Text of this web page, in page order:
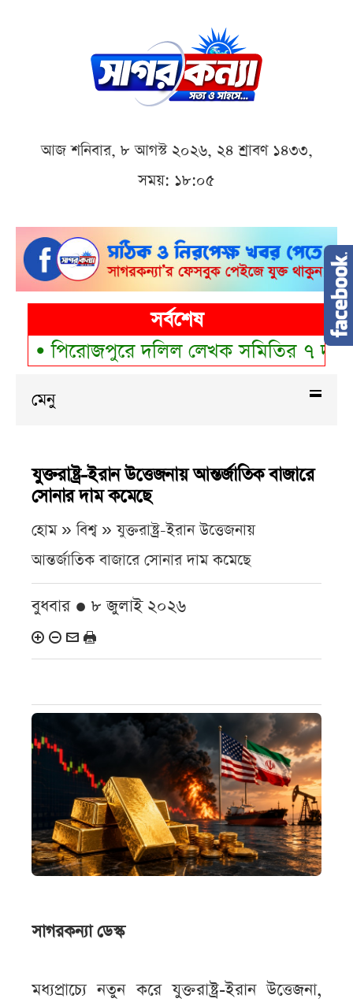
আজ শনিবার, ৮ আগস্ট ২০২৬, ২৪ শ্রাবণ ১৪৩৩,
সময়: ১৮:০৫
সর্বশেষ
পিরোজপুরে দলিল লেখক সমিতির ৭ দফা
মেনু
যুক্তরাষ্ট্র-ইরান উত্তেজনায় আন্তর্জাতিক বাজারে
সোনার দাম কমেছে
হোম » বিশ্ব »যুক্তরাষ্ট্র-ইরান উত্তেজনায়
আন্তর্জাতিক বাজারে সোনার দাম কমেছে
বুধবার ● ৮ জুলাই ২০২৬
সাগরকন্যা ডেস্ক
মধ্যপ্রাচ্যে নতুন করে যুক্তরাষ্ট্র-ইরান উত্তেজনা,